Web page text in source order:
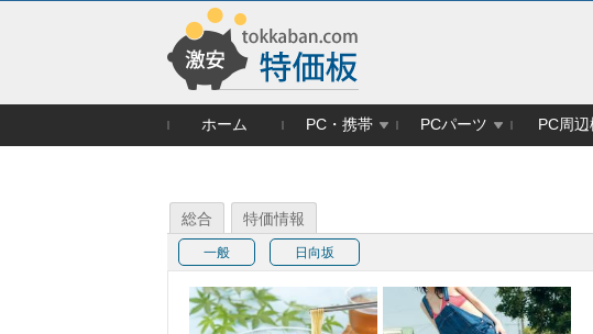
ホーム PC・携帯 PCパーツ PC周辺
総合 特価情報
一般 日向坂